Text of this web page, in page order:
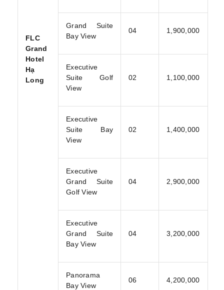
FLC
Grand
Hotel
Hạ
Long
Grand Suite
Bay View
04 1,900,000
Executive
Suite Golf
View
02 1,100,000
Executive
Suite Bay
View
02 1,400,000
Executive
Grand Suite
Golf View
04 2,900,000
Executive
Grand Suite
Bay View
04 3,200,000
Panorama
Bay View
06 4,200,000